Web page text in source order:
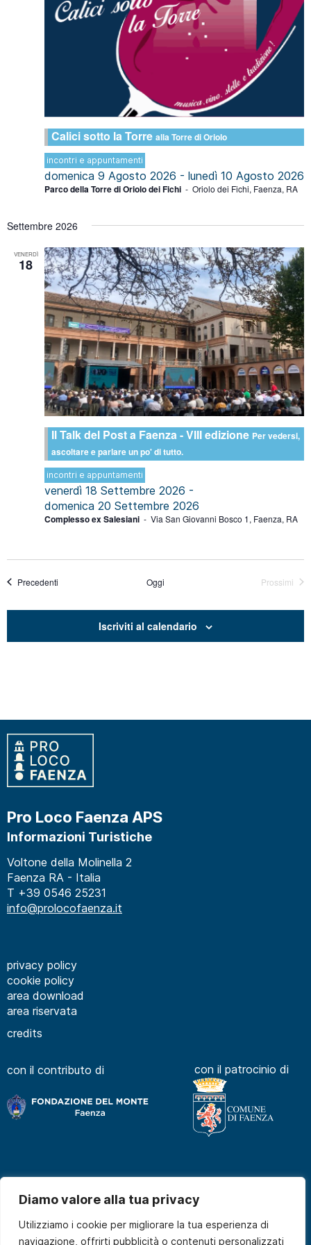
Diamo valore alla tua privacy
Utilizziamo i cookie per migliorare la tua esperienza di
navigazione, offrirti pubblicità o contenuti personalizzati
Calici sotto la Torre alla Torre di Oriolo
incontri e appuntamenti
domenica 9 Agosto 2026 - lunedì 10 Agosto 2026
Parco della Torre di Oriolo dei Fichi - Oriolo dei Fichi, Faenza, RA
Settembre 2026
VENERDÌ
18
Il Talk del Post a Faenza - VIII edizione Per vedersi,
ascoltare e parlare un po' di tutto.
incontri e appuntamenti
venerdì 18 Settembre 2026 -
domenica 20 Settembre 2026
Complesso ex Salesiani - Via San Giovanni Bosco 1, Faenza, RA
Precedenti Oggi
Prossimi
Iscriviti al calendario
Pro Loco Faenza APS
Informazioni Turistiche
Voltone della Molinella 2
Faenza RA - Italia
T +39 0546 25231
info@prolocofaenza.it
privacy policy
cookie policy
area download
area riservata
credits
con il patrocinio di
con il contributo di